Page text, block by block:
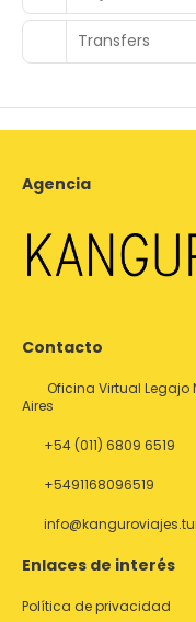
Transfers
Agencia
Contacto
Oficina Virtual Legajo
Aires
+54 (011) 6809 6519
+5491168096519
Enlaces de interés
Política de privacidad